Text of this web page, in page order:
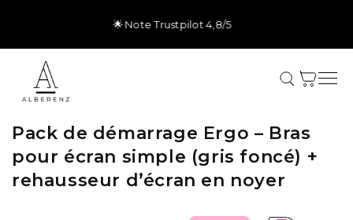
contenu
🚚 Livraison gratuite & garantie de 5 ans
Panier
Pack de démarrage Ergo – Bras
pour écran simple (gris foncé) +
rehausseur d’écran en noyer